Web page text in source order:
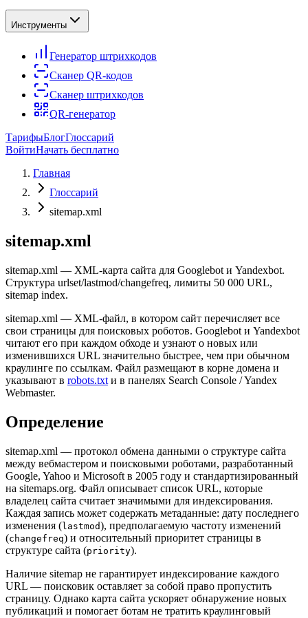
Инструменты
Генератор штрихкодов
Сканер QR-кодов
Сканер штрихкодов
QR-генератор
ТарифыБлогГлоссарий
ВойтиНачать бесплатно
Главная
Глоссарий
sitemap.xml
sitemap.xml
sitemap.xml — XML-карта сайта для Googlebot и Yandexbot.
Структура urlset/lastmod/changefreq, лимиты 50 000 URL,
sitemap index.
sitemap.xml — XML-файл, в котором сайт перечисляет все
свои страницы для поисковых роботов. Googlebot и Yandexbot
читают его при каждом обходе и узнают о новых или
изменившихся URL значительно быстрее, чем при обычном
краулинге по ссылкам. Файл размещают в корне домена и
указывают в robots.txt и в панелях Search Console / Yandex
Webmaster.
Определение
sitemap.xml — протокол обмена данными о структуре сайта
между вебмастером и поисковыми роботами, разработанный
Google, Yahoo и Microsoft в 2005 году и стандартизированный
на sitemaps.org. Файл описывает список URL, которые
владелец сайта считает значимыми для индексирования.
Каждая запись может содержать метаданные: дату последнего
изменения (lastmod), предполагаемую частоту изменений
(changefreq) и относительный приоритет страницы в
структуре сайта (priority).
Наличие sitemap не гарантирует индексирование каждого
URL — поисковик оставляет за собой право пропустить
страницу. Однако карта сайта ускоряет обнаружение новых
публикаций и помогает ботам не тратить краулинговый